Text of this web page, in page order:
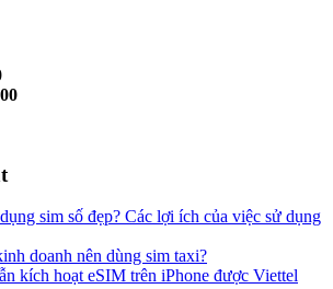
sim số đẹp? Các lợi ích của việc sử dụng
doanh nên dùng sim taxi?
kích hoạt eSIM trên iPhone được Viettel